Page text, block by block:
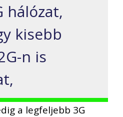
hálózat,
kisebb
n is
a legfeljebb 3G